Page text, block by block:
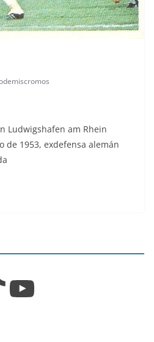
Ludwigshafen am Rhein
de 1953, exdefensa alemán
YouTube